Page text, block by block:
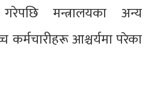
मन्त्रालयका अन्य
आश्चर्यमा परेका